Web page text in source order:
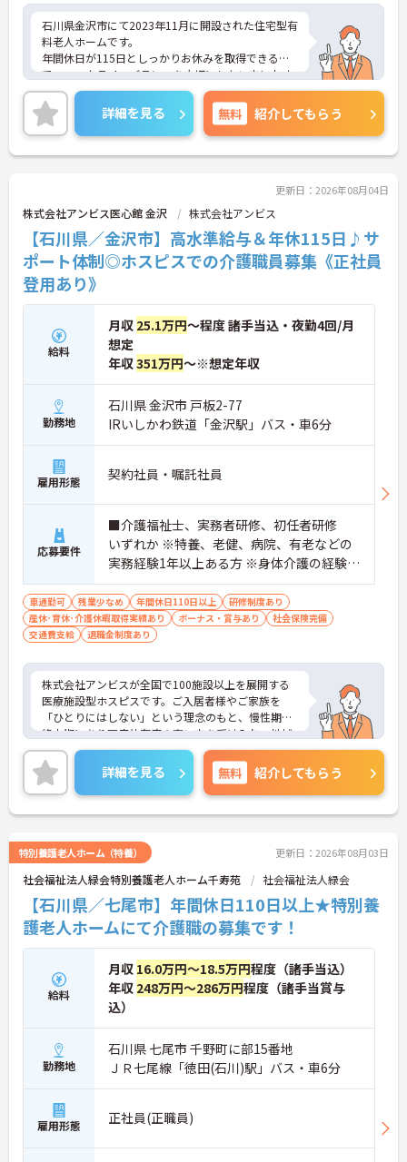
・訪問スケジュールに沿って施設内でのケアを行う
ため、月平均の残業時間は5時間から7時間程度とか
なり少なめに抑えられます
・夜勤明けの翌日は原則としてお休みとなるシフト
編成が組まれており、しっかりと休息を取りながら
長期的な就業が可能です
＜評価制度でキャリアアップ＞
・介護福祉士や初任者研修などの資格や実務経験、
夜勤回数がしっかりと給与に反映されるためモチベ
ーションを維持できます
職へ昇格する事例も多数あり、腰を据えて長期的な
キャリア形成が可能です
石川県金沢市にて2023年11月に開設された住宅型有
料老人ホームです。
年間休日が115日としっかりお休みを取得できるの
で、ワークライフバランスを大切にしたい方におす
すめです。
資格や経験を活かして即戦力として働いていただけ
ます。
ご興味のある方には、面接対策ポイントなど、さら
に詳細をお話しいたしますのでお気軽にご相談くだ
詳細を見る 無料 紹介してもらう
更新日：2026年08月04日
株式会社アンビス医心館 金沢 株式会社アンビス
【石川県／金沢市】高水準給与＆年休115日♪サ
ポート体制◎ホスピスでの介護職員募集《正社員
登用あり》
給料
月収 25.1万円～程度 諸手当込・夜勤4回/月
想定
年収351万円～※想定年収
勤務地
石川県 金沢市 戸板2-77
IRいしかわ鉄道「金沢駅」バス・車6分
雇用形態 契約社員・嘱託社員
応募要件
■介護福祉士、実務者研修、初任者研修
いずれか ※特養、老健、病院、有老などの
実務経験1年以上ある方 ※身体介護の経験年
以上ある方、機械浴の使用の経験のある方
歓迎
車通勤可 残業少なめ 年間休日110日以上
研修制度あり
産休･育休･介護休暇取得実績あり
ボーナス・賞与あり
社会保険完備
交通費支給
退職金制度あり
株式会社アンビスが全国で100施設以上を展開する
医療施設型ホスピスです。ご入居者様やご家族を
「ひとりにはしない」という理念のもと、慢性期や
終末期にあり医療依存度の高い方を受け入れ、地域
医療を支える社会的意義の高い事業を推進していま
す。現場には看護師が24時間常駐しています。急変
時の対応や医療行為は看護師が担当するため、初任
者研修や実務者研修の方も食事介助や入浴介助など
の生活を支えるケアに専念できる環境です。多職種
連携の体制がしっかりと整っています。働き方の面
では、夜勤明けの翌日が原則として公休となるほ
か、月平均の残業時間も5時間から7時間程度とかな
り少なめです。常勤スタッフの比率が90パーセント
を超えているため急な勤務変更が発生しにくく、あ
らかじめ決められた訪問予定表に沿って規則正しく
働けます。入職後は現場スタッフによるお一人おひ
とりに合わせた個別のOJT研修が実施されます。eラ
ーニングも導入されており、多職種と連携しながら
専門性を着実に深めていける環境が用意されていま
★おすすめPOINT★
＜個別ＯＪＴとチーム連携で着実に成長！＞
・入職後はお一人おひとりの習熟度に合わせた個別
のＯＪＴ研修を実施し、ｅラーニングを用いた学習
の機会も提供されます
・施設内には看護師が24時間常駐しており、急変時
詳細を見る 無料 紹介してもらう
特別養護老人ホーム（特養） 更新日：2026年08月03日
社会福祉法人緑会特別養護老人ホーム千寿苑 社会福祉法人緑会
【石川県／七尾市】年間休日110日以上★特別養
護老人ホームにて介護職の募集です！
給料
月収 16.0万円～18.5万円程度（諸手当込）
年収 248万円～286万円程度（諸手当賞与
込）
勤務地
石川県 七尾市 千野町に部15番地
ＪＲ七尾線「徳田(石川)駅」バス・車6分
雇用形態 正社員(正職員)